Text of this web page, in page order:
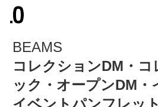
BEAMS
コレクションDM・
ック・オープンDM・
イベントパンフレッ